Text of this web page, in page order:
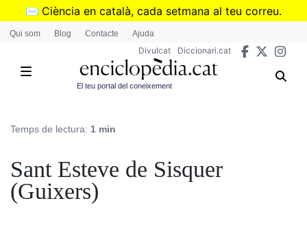
Vés
✉️ Ciència en català, cada setmana al teu correu.
➜Subscriu-te al butlletí de Divulcat
Qui som Blog Contacte Ajuda
Divulcat Diccionari.cat
El teu portal del coneixement
Temps de lectura: 1 min
Sant Esteve de Sisquer
(Guixers)